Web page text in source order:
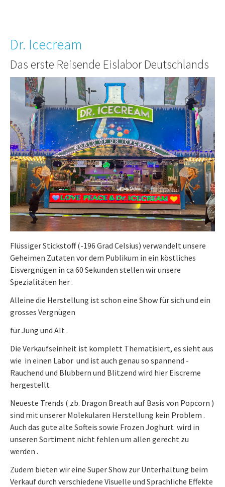
Dr. Icecream
Das erste Reisende Eislabor Deutschlands
Flüssiger Stickstoff (-196 Grad Celsius) verwandelt unsere
Geheimen Zutaten vor dem Publikum in ein köstliches
Eisvergnügen in ca 60 Sekunden stellen wir unsere
Spezialitäten her .
Alleine die Herstellung ist schon eine Show für sich und ein
grosses Vergnügen
für Jung und Alt .
Die Verkaufseinheit ist komplett Thematisiert, es sieht aus
wie in einen Labor und ist auch genau so spannend -
Rauchend und Blubbern und Blitzend wird hier Eiscreme
hergestellt
Neueste Trends ( zb. Dragon Breath auf Basis von Popcorn )
sind mit unserer Molekularen Herstellung kein Problem .
Auch das gute alte Softeis sowie Frozen Joghurt wird in
unseren Sortiment nicht fehlen um allen gerecht zu
werden .
Zudem bieten wir eine Super Show zur Unterhaltung beim
Verkauf durch verschiedene Visuelle und Sprachliche Effekte